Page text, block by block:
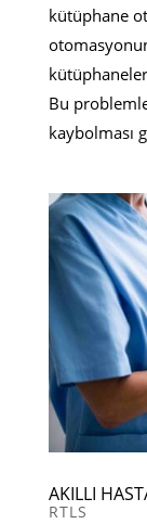
kütüphane
Bu
kaybolması
AKILLI
RTLS